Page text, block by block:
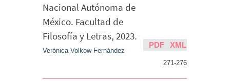
Nacional Autónoma de
México. Facultad de
Filosofía y Letras, 2023.
Verónica Volkow Fernández
271-276
PDF XML